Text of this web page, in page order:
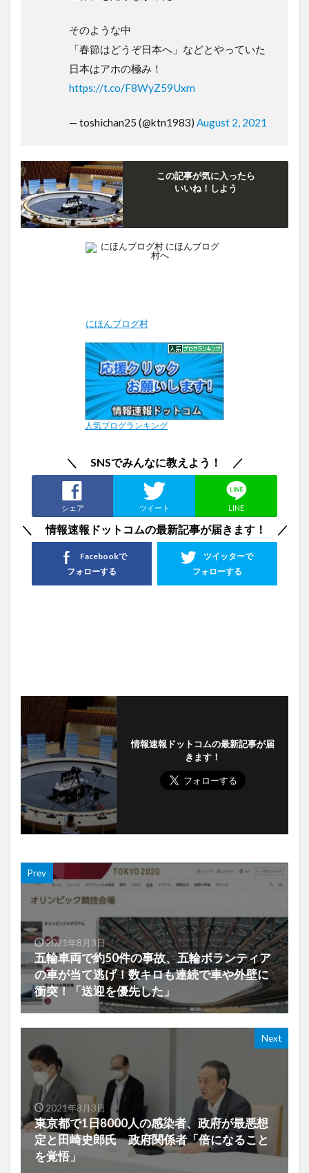
そのような中
「春節はどうぞ日本へ」などとやっていた
日本はアホの極み！
https://t.co/F8WyZ59Uxm
— toshichan25 (@ktn1983) August 2, 2021
この記事が気に入ったら
いいね！しよう
にほんブログ村
人気ブログランキング
＼ SNSでみんなに教えよう！ ／
シェア ツイート LINE
＼ 情報速報ドットコムの最新記事が届きます！ ／
ツイッターで
フォローする
Facebookで
フォローする
情報速報ドットコムの最新記事が届
きます！
Prev
2021年8月3日
五輪車両で約50件の事故、五輪ボランティア
の車が当て逃げ！数キロも連続で車や外壁に
衝突！「送迎を優先した」
Next
2021年8月3日
東京都で1日8000人の感染者、政府が最悪想
定と田崎史郎氏 政府関係者「倍になること
を覚悟」